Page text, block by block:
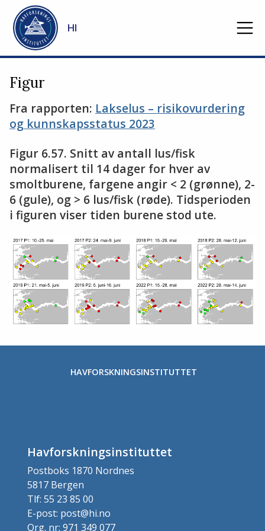
Gå til hovedinnhold
HI
Figur
Fra rapporten: Lakselus – risikovurdering
og kunnskapsstatus 2023
Figur 6.57. Snitt av antall lus/fisk
normalisert til 14 dager for hver av
smoltburene, fargene angir < 2 (grønne), 2-
6 (gule), og > 6 lus/fisk (røde). Tidsperioden
i figuren viser tiden burene stod ute.
HAVFORSKNINGSINSTITUTTET
Havforskningsinstituttet
Postboks 1870 Nordnes
5817 Bergen
Tlf: 55 23 85 00
E-post: post@hi.no
Org. nr: 971 349 077